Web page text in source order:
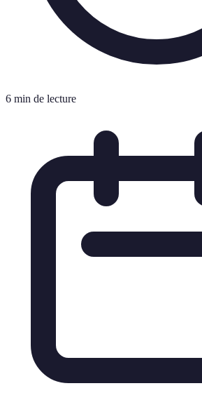
6 min de lecture